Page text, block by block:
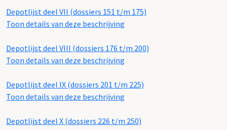
Depotlijst deel VII (dossiers 151 t/m 175)
Toon details van deze beschrijving
Depotlijst deel VIII (dossiers 176 t/m 200)
Toon details van deze beschrijving
Depotlijst deel IX (dossiers 201 t/m 225)
Toon details van deze beschrijving
Depotlijst deel X (dossiers 226 t/m 250)